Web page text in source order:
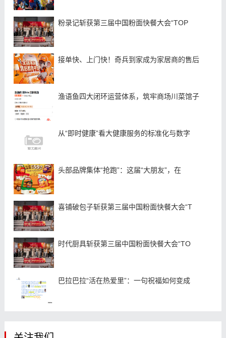
粉录记斩获第三届中国粉面快餐大会“TOP
接单快、上门快！奇兵到家成为家居商的售后
渔语鱼四大闭环运营体系，筑牢商场川菜馆子
从“即时健康”看大健康服务的标准化与数字
头部品牌集体“抢跑”：这届“大朋友”，在
喜铺破包子斩获第三届中国粉面快餐大会“T
时代厨具斩获第三届中国粉面快餐大会“TO
巴拉巴拉“活在热爱里”：一句祝福如何变成